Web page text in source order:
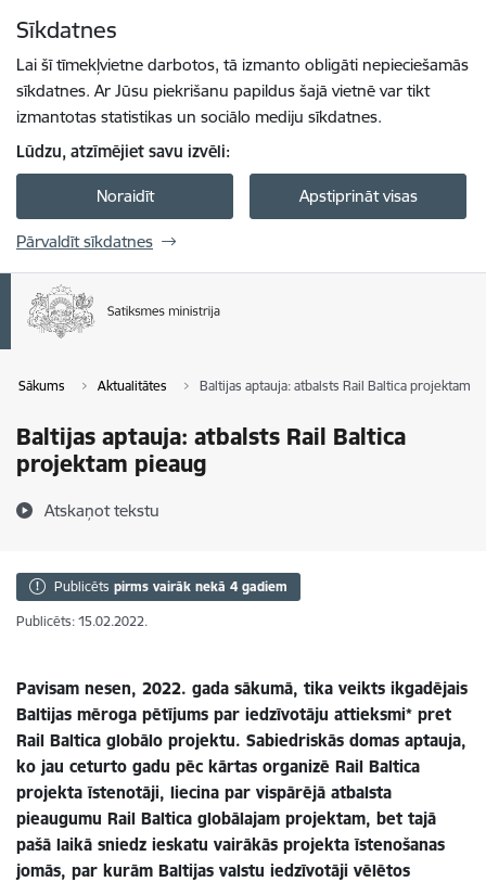
Sīkdatnes
Lai šī tīmekļvietne darbotos, tā izmanto obligāti nepieciešamās
sīkdatnes. Ar Jūsu piekrišanu papildus šajā vietnē var tikt
izmantotas statistikas un sociālo mediju sīkdatnes.
Lūdzu, atzīmējiet savu izvēli:
Noraidīt Apstiprināt visas
Pārvaldīt sīkdatnes
Sākums Aktualitātes Baltijas aptauja: atbalsts Rail Baltica projektam
Baltijas aptauja: atbalsts Rail Baltica
projektam pieaug
Atskaņot tekstu
Publicēts pirms vairāk nekā 4 gadiem
Publicēts: 15.02.2022.
Pavisam nesen, 2022. gada sākumā, tika veikts ikgadējais
Baltijas mēroga pētījums par iedzīvotāju attieksmi* pret
Rail Baltica globālo projektu. Sabiedriskās domas aptauja,
ko jau ceturto gadu pēc kārtas organizē Rail Baltica
projekta īstenotāji, liecina par vispārējā atbalsta
pieaugumu Rail Baltica globālajam projektam, bet tajā
pašā laikā sniedz ieskatu vairākās projekta īstenošanas
jomās, par kurām Baltijas valstu iedzīvotāji vēlētos